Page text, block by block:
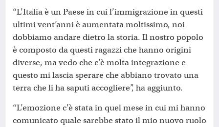
“L’Italia è un Paese in cui l’immigrazione in questi
ultimi vent’anni è aumentata moltissimo, noi
dobbiamo andare dietro la storia. Il nostro popolo
è composto da questi ragazzi che hanno origini
diverse, ma vedo che c’è molta integrazione e
questo mi lascia sperare che abbiano trovato una
terra che li ha saputi accogliere”, ha aggiunto.
“L’emozione c’è stata in quel mese in cui mi hanno
comunicato quale sarebbe stato il mio nuovo ruolo